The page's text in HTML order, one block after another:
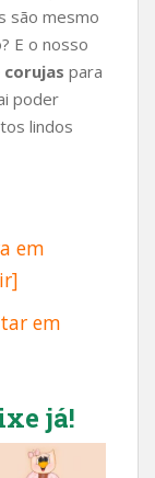
são mesmo
E o nosso
para
poder
lindos
em
em
já!